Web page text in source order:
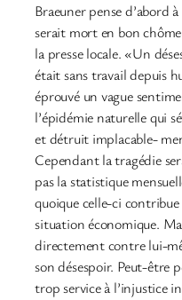
Braeuner pense d’abord
serait mort en bon
la presse locale. «Un
était sans travail depuis
éprouvé un vague
l’épidémie naturelle qui
et détruit implacable-
Cependant la tragédie
pas la statistique
quoique celle-ci
situation économique.
directement contre lui-
son désespoir. Peut-être
trop service à l’injustice